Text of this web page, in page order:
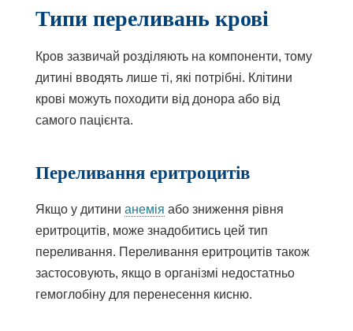
Типи переливань крові
Кров зазвичай розділяють на компоненти, тому
дитині вводять лише ті, які потрібні. Клітини
крові можуть походити від донора або від
самого пацієнта.
Переливання еритроцитів
Якщо у дитини анемія або зниження рівня
еритроцитів, може знадобитись цей тип
переливання. Переливання еритроцитів також
застосовують, якщо в організмі недостатньо
гемоглобіну для перенесення кисню.